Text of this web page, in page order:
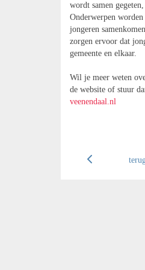
wordt samen
Onderwerpen
jongeren
zorgen ervoor dat
gemeente en elkaar.
Wil je meer weten
de website of stuur
veenendaal.nl